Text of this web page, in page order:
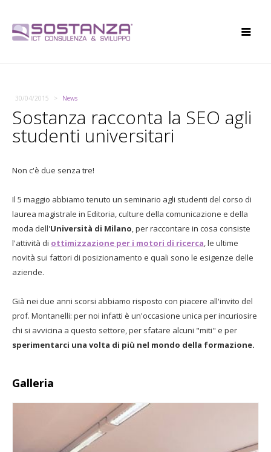
30/04/2015 News
Sostanza racconta la SEO agli
studenti universitari
Non c'è due senza tre!
Il 5 maggio abbiamo tenuto un seminario agli studenti del corso di
laurea magistrale in Editoria, culture della comunicazione e della
moda dell'Università di Milano, per raccontare in cosa consiste
l'attività di ottimizzazione per i motori di ricerca, le ultime
novità sui fattori di posizionamento e quali sono le esigenze delle
aziende.
Già nei due anni scorsi abbiamo risposto con piacere all'invito del
prof. Montanelli: per noi infatti è un'occasione unica per incuriosire
chi si avvicina a questo settore, per sfatare alcuni "miti" e per
sperimentarci una volta di più nel mondo della formazione.
Galleria